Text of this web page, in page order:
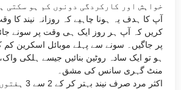
خواہش اور کارکردگی دونوں کم ہو سکتی
آپ کا ہدف یہ ہونا چاہیے کہ روزانہ نیند
کریں کہ آپ ہر روز ایک ہی وقت پر سونے
پر جاگیں۔ سونے سے پہلے موبائل اسکرین کم
ہو تو ایک سادہ روٹین بنائیں جیسے ہلکی واک،
منٹ گہری سانس کی مشق۔
اکثر مرد صرف